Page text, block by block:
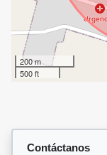
200 m
500 ft
Contáctanos